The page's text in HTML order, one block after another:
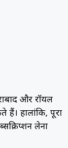
और रॉयल
हालांकि, पूरा
लेना